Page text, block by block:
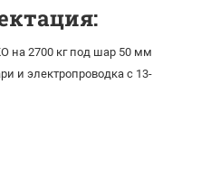
на 2700 кг под шар 50 мм
и электропроводка с 13-